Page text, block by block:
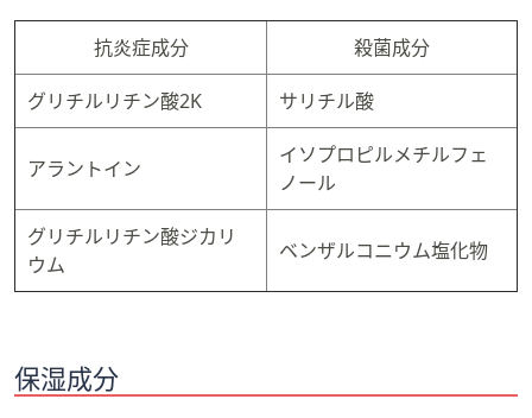
抗炎症成分 殺菌成分
グリチルリチン酸2K サリチル酸
アラントイン
イソプロピルメチルフェ
ノール
グリチルリチン酸ジカリ
ウム
ベンザルコニウム塩化物
保湿成分